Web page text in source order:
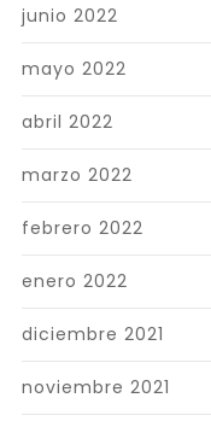
junio 2022
mayo 2022
abril 2022
marzo 2022
febrero 2022
enero 2022
diciembre 2021
noviembre 2021